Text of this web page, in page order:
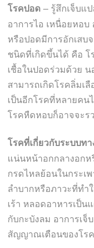
โรคปอด – รู้สึกเจ็บแ
อาการไอ เหนื่อยหอบ
หรือปอดมีการอักเสบ
ชนิดที่เกิดขึ้นได้ คือ
เชื้อในปอดร่วมด้วย
สามารถเกิดโรคลิ่มเ
เป็นอีกโรคที่หลายคน
โรคหืดหอบก็อาจจะร
โรคที่เกี่ยวกับระบบท
แน่นหน้าอกกลางอกห
กรดไหลย้อนในกระเ
ลำบากหรือภาวะที่ทำ
เร้า หลอดอาหารเป็น
กับกะบังลม อาการเ
สัญญาณเตือนของโร